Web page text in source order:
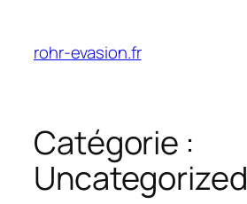
contenu
rohr-evasion.fr
Catégorie :
Uncategorized